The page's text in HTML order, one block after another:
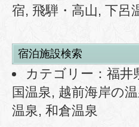
宿, 飛騨・高山, 下呂
宿泊施設検索
カテゴリー： 福井
国温泉, 越前海岸の
温泉, 和倉温泉